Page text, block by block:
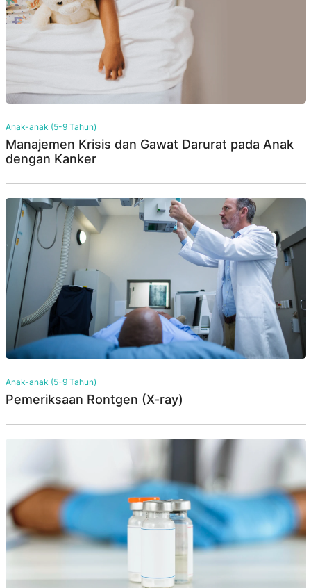
Anak-anak (5-9 Tahun)
Manajemen Krisis dan Gawat Darurat pada Anak
dengan Kanker
Anak-anak (5-9 Tahun)
Pemeriksaan Rontgen (X-ray)